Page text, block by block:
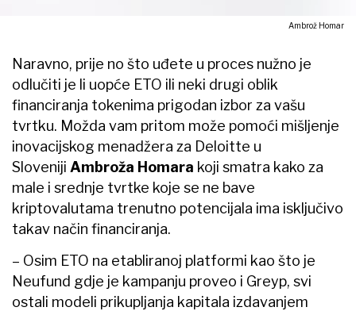
Ambrož Homar
Naravno, prije no što uđete u proces nužno je
odlučiti je li uopće ETO ili neki drugi oblik
financiranja tokenima prigodan izbor za vašu
tvrtku. Možda vam pritom može pomoći mišljenje
inovacijskog menadžera za Deloitte u
Sloveniji Ambroža Homara koji smatra kako za
male i srednje tvrtke koje se ne bave
kriptovalutama trenutno potencijala ima isključivo
takav način financiranja.
– Osim ETO na etabliranoj platformi kao što je
Neufund gdje je kampanju proveo i Greyp, svi
ostali modeli prikupljanja kapitala izdavanjem